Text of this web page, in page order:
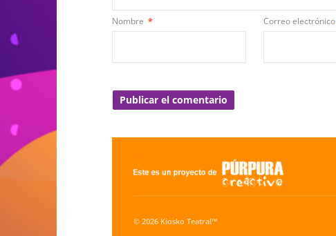
Nombre * Correo electrónico
© 2026 Kiosko Teatral™